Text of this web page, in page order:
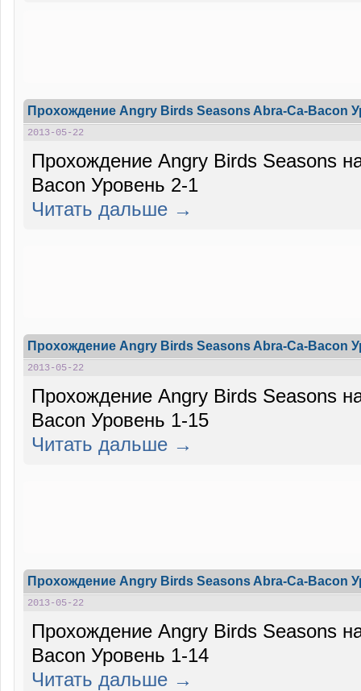
Прохождение Angry Birds Seasons Abra-Ca-Bacon
2013-05-22
Прохождение Angry Birds Seasons
Bacon Уровень 2-1
Читать дальше →
Прохождение Angry Birds Seasons Abra-Ca-Bacon
2013-05-22
Прохождение Angry Birds Seasons
Bacon Уровень 1-15
Читать дальше →
Прохождение Angry Birds Seasons Abra-Ca-Bacon
2013-05-22
Прохождение Angry Birds Seasons
Bacon Уровень 1-14
Читать дальше →